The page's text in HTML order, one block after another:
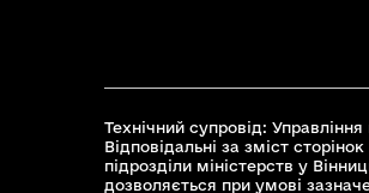
Технічний супровід:
Відповідальні за зміст
підрозділи міністерств у
дозволяється при умові